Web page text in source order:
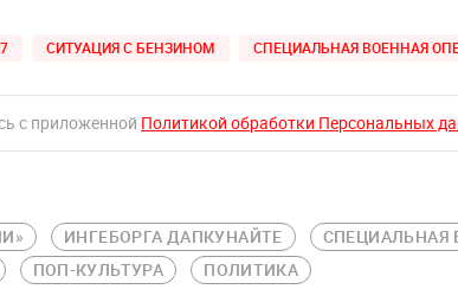
СИТУАЦИЯ С БЕНЗИНОМ СПЕЦИАЛЬНАЯ ВОЕННАЯ
с приложенной Политикой обработки Персональных
ИНГЕБОРГА ДАПКУНАЙТЕ
СПЕЦИАЛЬНАЯ
ПОП-КУЛЬТУРА ПОЛИТИКА